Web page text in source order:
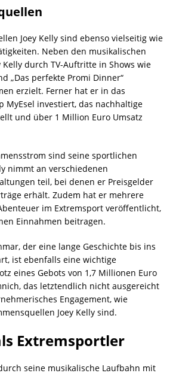
Joey Kelly sind ebenso vielseitig wie
Neben den musikalischen
Kelly durch TV-Auftritte in Shows wie
„Das perfekte Promi Dinner“
erzielt. Ferner hat er in das
MyEsel investiert, das nachhaltige
und über 1 Million Euro Umsatz
sind seine sportlichen
nimmt an verschiedenen
teil, bei denen er Preisgelder
erhält. Zudem hat er mehrere
im Extremsport veröffentlicht,
Einnahmen beitragen.
der eine lange Geschichte bis ins
ist ebenfalls eine wichtige
eines Gebots von 1,7 Millionen Euro
das letztendlich nicht ausgereicht
Engagement, wie
Joey Kelly sind.
Extremsportler
seine musikalische Laufbahn mit